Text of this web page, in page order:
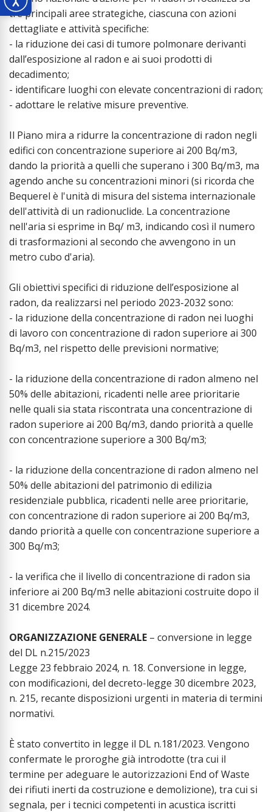
tre principali aree strategiche, ciascuna con azioni
dettagliate e attività specifiche:
- la riduzione dei casi di tumore polmonare derivanti
dall’esposizione al radon e ai suoi prodotti di
decadimento;
- identificare luoghi con elevate concentrazioni di radon;
- adottare le relative misure preventive.
Il Piano mira a ridurre la concentrazione di radon negli
edifici con concentrazione superiore ai 200 Bq/m3,
dando la priorità a quelli che superano i 300 Bq/m3, ma
agendo anche su concentrazioni minori (si ricorda che
Bequerel è l'unità di misura del sistema internazionale
dell'attività di un radionuclide. La concentrazione
nell'aria si esprime in Bq/ m3, indicando così il numero
di trasformazioni al secondo che avvengono in un
metro cubo d'aria).
Gli obiettivi specifici di riduzione dell’esposizione al
radon, da realizzarsi nel periodo 2023-2032 sono:
- la riduzione della concentrazione di radon nei luoghi
di lavoro con concentrazione di radon superiore ai 300
Bq/m3, nel rispetto delle previsioni normative;
- la riduzione della concentrazione di radon almeno nel
50% delle abitazioni, ricadenti nelle aree prioritarie
nelle quali sia stata riscontrata una concentrazione di
radon superiore ai 200 Bq/m3, dando priorità a quelle
con concentrazione superiore a 300 Bq/m3;
- la riduzione della concentrazione di radon almeno nel
50% delle abitazioni del patrimonio di edilizia
residenziale pubblica, ricadenti nelle aree prioritarie,
con concentrazione di radon superiore ai 200 Bq/m3,
dando priorità a quelle con concentrazione superiore a
300 Bq/m3;
- la verifica che il livello di concentrazione di radon sia
inferiore ai 200 Bq/m3 nelle abitazioni costruite dopo il
31 dicembre 2024.
ORGANIZZAZIONE GENERALE – conversione in legge
del DL n.215/2023
Legge 23 febbraio 2024, n. 18. Conversione in legge,
con modificazioni, del decreto-legge 30 dicembre 2023,
n. 215, recante disposizioni urgenti in materia di termini
normativi.
È stato convertito in legge il DL n.181/2023. Vengono
confermate le proroghe già introdotte (tra cui il
termine per adeguare le autorizzazioni End of Waste
dei rifiuti inerti da costruzione e demolizione), tra cui si
segnala, per i tecnici competenti in acustica iscritti